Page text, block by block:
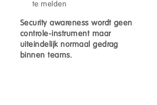
te melden
Security awareness wordt geen
controle-instrument maar
uiteindelijk normaal gedrag
binnen teams.